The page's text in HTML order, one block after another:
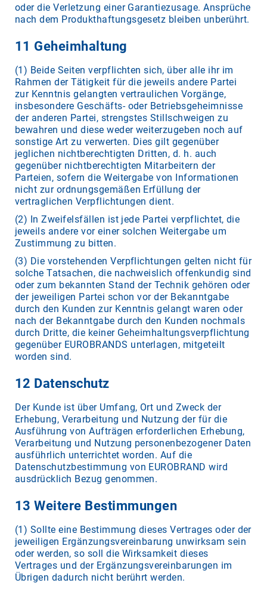
oder die Verletzung einer Garantiezusage. Ansprüche
nach dem Produkthaftungsgesetz bleiben unberührt.
11 Geheimhaltung
(1) Beide Seiten verpflichten sich, über alle ihr im
Rahmen der Tätigkeit für die jeweils andere Partei
zur Kenntnis gelangten vertraulichen Vorgänge,
insbesondere Geschäfts- oder Betriebsgeheimnisse
der anderen Partei, strengstes Stillschweigen zu
bewahren und diese weder weiterzugeben noch auf
sonstige Art zu verwerten. Dies gilt gegenüber
jeglichen nichtberechtigten Dritten, d. h. auch
gegenüber nichtberechtigten Mitarbeitern der
Parteien, sofern die Weitergabe von Informationen
nicht zur ordnungsgemäßen Erfüllung der
vertraglichen Verpflichtungen dient.
(2) In Zweifelsfällen ist jede Partei verpflichtet, die
jeweils andere vor einer solchen Weitergabe um
Zustimmung zu bitten.
(3) Die vorstehenden Verpflichtungen gelten nicht für
solche Tatsachen, die nachweislich offenkundig sind
oder zum bekannten Stand der Technik gehören oder
der jeweiligen Partei schon vor der Bekanntgabe
durch den Kunden zur Kenntnis gelangt waren oder
nach der Bekanntgabe durch den Kunden nochmals
durch Dritte, die keiner Geheimhaltungsverpflichtung
gegenüber EUROBRANDS unterlagen, mitgeteilt
worden sind.
12 Datenschutz
Der Kunde ist über Umfang, Ort und Zweck der
Erhebung, Verarbeitung und Nutzung der für die
Ausführung von Aufträgen erforderlichen Erhebung,
Verarbeitung und Nutzung personenbezogener Daten
ausführlich unterrichtet worden. Auf die
Datenschutzbestimmung von EUROBRAND wird
ausdrücklich Bezug genommen.
13 Weitere Bestimmungen
(1) Sollte eine Bestimmung dieses Vertrages oder der
jeweiligen Ergänzungsvereinbarung unwirksam sein
oder werden, so soll die Wirksamkeit dieses
Vertrages und der Ergänzungsvereinbarungen im
Übrigen dadurch nicht berührt werden.